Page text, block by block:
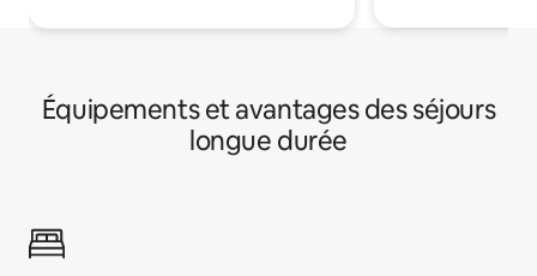
Équipements et avantages des séjours
longue durée